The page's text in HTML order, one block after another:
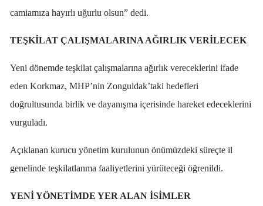
camiamıza hayırlı uğurlu olsun” dedi.
TEŞKİLAT ÇALIŞMALARINA AĞIRLIK VERİLECEK
Yeni dönemde teşkilat çalışmalarına ağırlık vereceklerini ifade
eden Korkmaz, MHP’nin Zonguldak’taki hedefleri
doğrultusunda birlik ve dayanışma içerisinde hareket edeceklerini
vurguladı.
Açıklanan kurucu yönetim kurulunun önümüzdeki süreçte il
genelinde teşkilatlanma faaliyetlerini yürüteceği öğrenildi.
YENİ YÖNETİMDE YER ALAN İSİMLER